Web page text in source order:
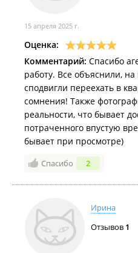
15 апреля 2025 г.
Оценка:
Комментарий: Спасибо
работу. Все объяснили,
сподвигли переехать в
сомнения! Также
реальности, что бывает
потраченного впустую
бывает при просмотре)
Спасибо 2
Ирина
Отзывов 1